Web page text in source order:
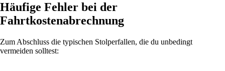
Häufige Fehler bei der
Fahrtkostenabrechnung
Zum Abschluss die typischen Stolperfallen, die du unbedingt
vermeiden solltest: